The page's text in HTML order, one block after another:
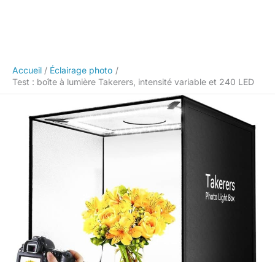
Accueil
Éclairage photo
Test : boîte à lumière Takerers, intensité variable et 240 LED